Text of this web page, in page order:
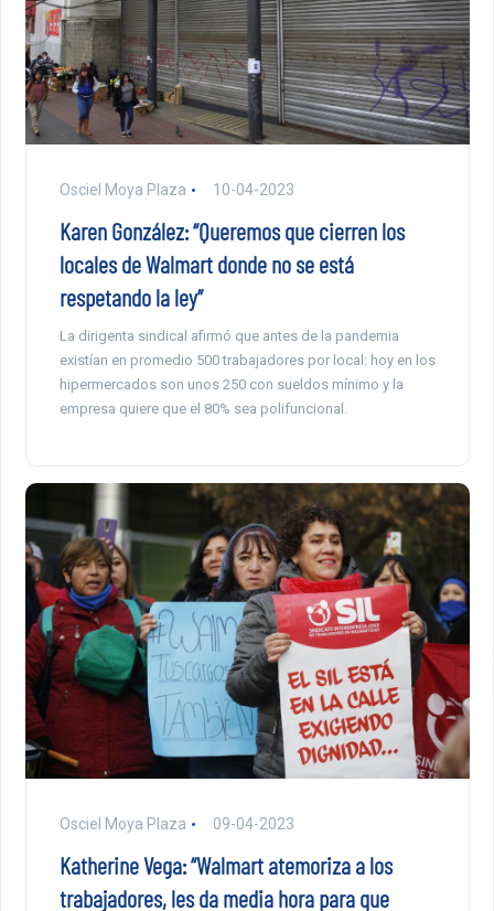
Osciel Moya Plaza 10-04-2023
Karen González: “Queremos que cierren los
locales de Walmart donde no se está
respetando la ley”
La dirigenta sindical afirmó que antes de la pandemia
existían en promedio 500 trabajadores por local: hoy en los
hipermercados son unos 250 con sueldos mínimo y la
empresa quiere que el 80% sea polifuncional.
Osciel Moya Plaza 09-04-2023
Katherine Vega: “Walmart atemoriza a los
trabajadores, les da media hora para que